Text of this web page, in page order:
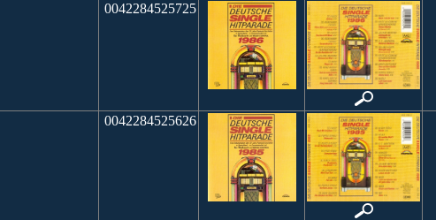
0042284525725
0042284525626